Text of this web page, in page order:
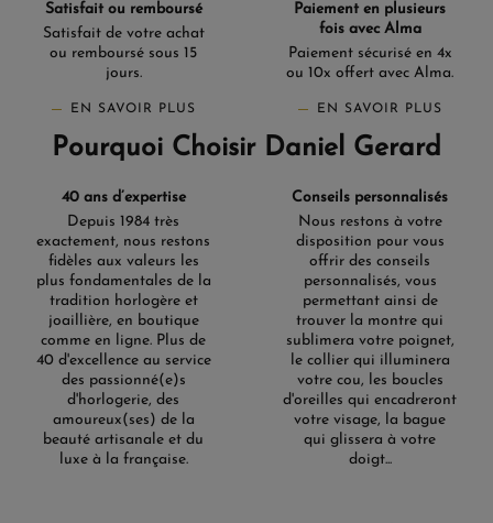
Satisfait ou remboursé
Satisfait de votre achat
ou remboursé sous 15
jours.
EN SAVOIR PLUS
Paiement en plusieurs
fois avec Alma
Paiement sécurisé en 4x
ou 10x offert avec Alma.
EN SAVOIR PLUS
Pourquoi Choisir Daniel Gerard
40 ans d’expertise
Depuis 1984 très
exactement, nous restons
fidèles aux valeurs les
plus fondamentales de la
tradition horlogère et
joaillière, en boutique
comme en ligne. Plus de
40 d'excellence au service
des passionné(e)s
d'horlogerie, des
amoureux(ses) de la
beauté artisanale et du
luxe à la française.
Conseils personnalisés
Nous restons à votre
disposition pour vous
offrir des conseils
personnalisés, vous
permettant ainsi de
trouver la montre qui
sublimera votre poignet,
le collier qui illuminera
votre cou, les boucles
d'oreilles qui encadreront
votre visage, la bague
qui glissera à votre
doigt...